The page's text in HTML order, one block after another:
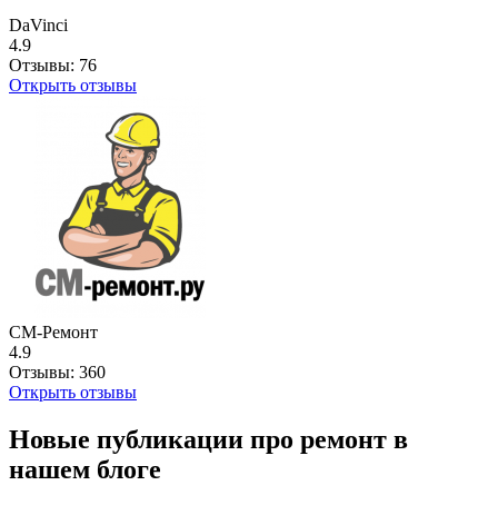
DaVinci
4.9
Отзывы: 76
Открыть отзывы
СМ-Ремонт
4.9
Отзывы: 360
Открыть отзывы
Новые публикации про ремонт в
нашем блоге